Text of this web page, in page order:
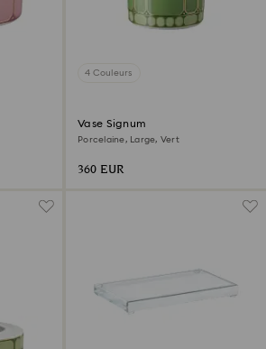
4 Couleurs
Vase Signum
Porcelaine, Large, Vert
360 EUR